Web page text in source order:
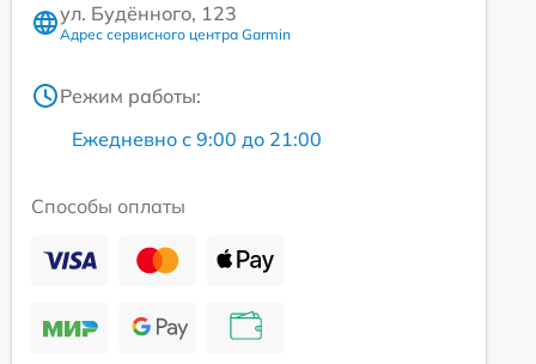
ул. Будённого, 123
Адрес сервисного центра Garmin
Режим работы:
Ежедневно с 9:00 до 21:00
Способы оплаты